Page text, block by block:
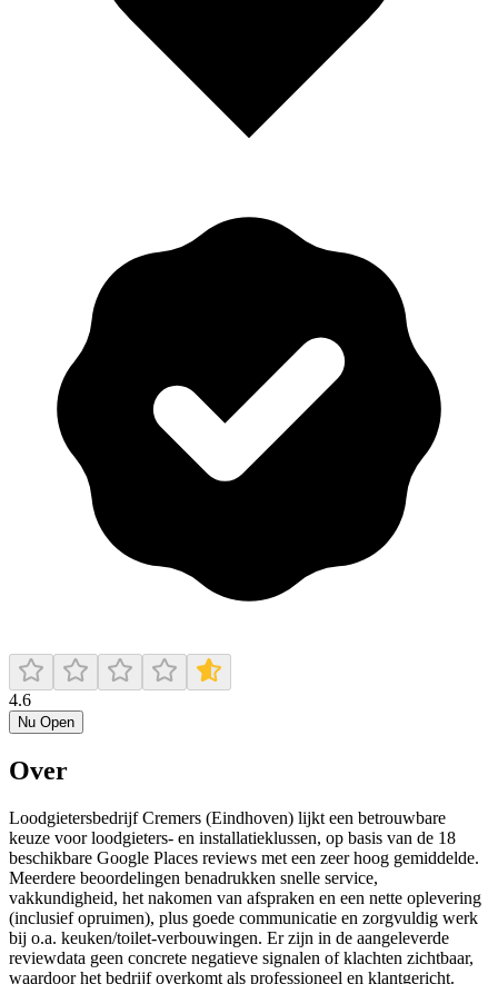
4.6
Nu Open
Over
Loodgietersbedrijf Cremers (Eindhoven) lijkt een betrouwbare
keuze voor loodgieters- en installatieklussen, op basis van de 18
beschikbare Google Places reviews met een zeer hoog gemiddelde.
Meerdere beoordelingen benadrukken snelle service,
vakkundigheid, het nakomen van afspraken en een nette oplevering
(inclusief opruimen), plus goede communicatie en zorgvuldig werk
bij o.a. keuken/toilet-verbouwingen. Er zijn in de aangeleverde
reviewdata geen concrete negatieve signalen of klachten zichtbaar,
waardoor het bedrijf overkomt als professioneel en klantgericht.